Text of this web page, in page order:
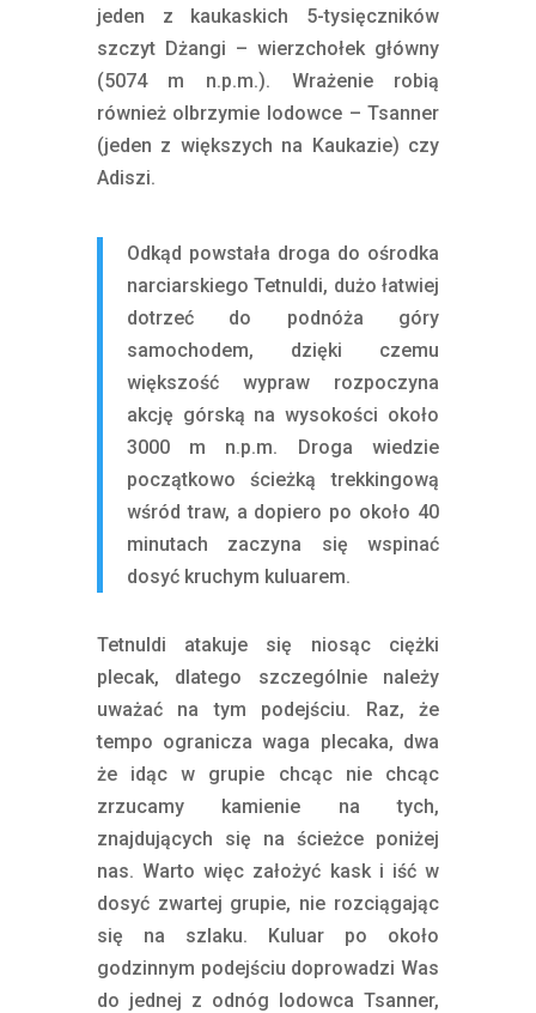
jeden z kaukaskich 5-tysięczników
szczyt Dżangi – wierzchołek główny
(5074 m n.p.m.). Wrażenie robią
również olbrzymie lodowce – Tsanner
(jeden z większych na Kaukazie) czy
Adiszi.
Odkąd powstała droga do ośrodka
narciarskiego Tetnuldi, dużo łatwiej
dotrzeć do podnóża góry
samochodem, dzięki czemu
większość wypraw rozpoczyna
akcję górską na wysokości około
3000 m n.p.m. Droga wiedzie
początkowo ścieżką trekkingową
wśród traw, a dopiero po około 40
minutach zaczyna się wspinać
dosyć kruchym kuluarem.
Tetnuldi atakuje się niosąc ciężki
plecak, dlatego szczególnie należy
uważać na tym podejściu. Raz, że
tempo ogranicza waga plecaka, dwa
że idąc w grupie chcąc nie chcąc
zrzucamy kamienie na tych,
znajdujących się na ścieżce poniżej
nas. Warto więc założyć kask i iść w
dosyć zwartej grupie, nie rozciągając
się na szlaku. Kuluar po około
godzinnym podejściu doprowadzi Was
do jednej z odnóg lodowca Tsanner,